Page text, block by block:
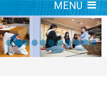
MENU